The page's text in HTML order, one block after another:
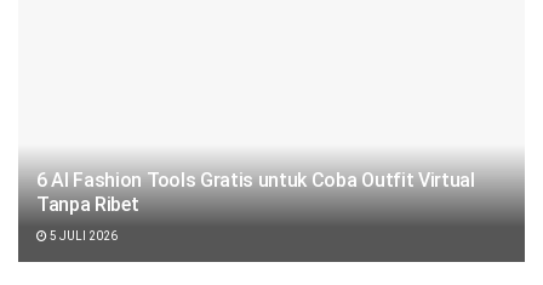
6 AI Fashion Tools Gratis untuk Coba Outfit Virtual
Tanpa Ribet
5 JULI 2026